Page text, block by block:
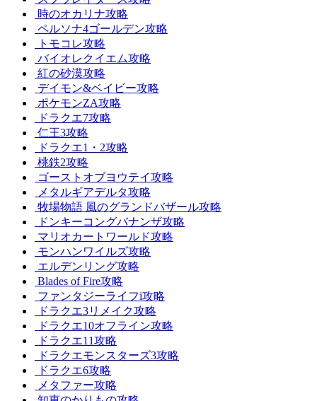
時のオカリナ攻略
ペルソナ4ゴールデン攻略
トモコレ攻略
バイオレクイエム攻略
紅の砂漠攻略
デイモン&ベイビー攻略
ポケモンZA攻略
ドラクエ7攻略
仁王3攻略
ドラクエ1・2攻略
桃鉄2攻略
ゴーストオブヨウテイ攻略
メタルギアデルタ攻略
牧場物語 風のグランドバザール攻略
ドンキーコングバナンザ攻略
マリオカートワールド攻略
モンハンワイルズ攻略
エルデンリング攻略
Blades of Fire攻略
ファンタジーライフi攻略
ドラクエ3リメイク攻略
ドラクエ10オフライン攻略
ドラクエ11攻略
ドラクエモンスターズ3攻略
ドラクエ6攻略
メタファー攻略